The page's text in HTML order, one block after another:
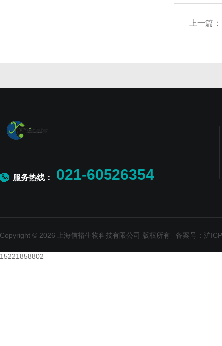
上一篇：
服务热线： 021-60526354
Copyright © 2026 上海信裕生物科技有限公司 版权所有 备案号：沪
15221858802